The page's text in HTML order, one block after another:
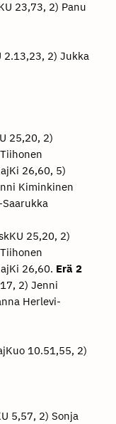
23,73, 2) Panu
2.13,23, 2) Jukka
25,20, 2)
26,60, 5)
Kiminkinen
25,20, 2)
26,60. Erä 2
2) Jenni
Herlevi-
10.51,55, 2)
5,57, 2) Sonja